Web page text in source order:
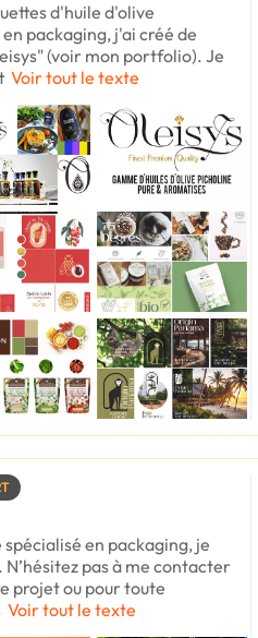
d'huile d'olive
packaging, j'ai créé de
(voir mon portfolio). Je
Voir tout le texte
en packaging, je
pas à me contacter
projet ou pour toute
Voir tout le texte